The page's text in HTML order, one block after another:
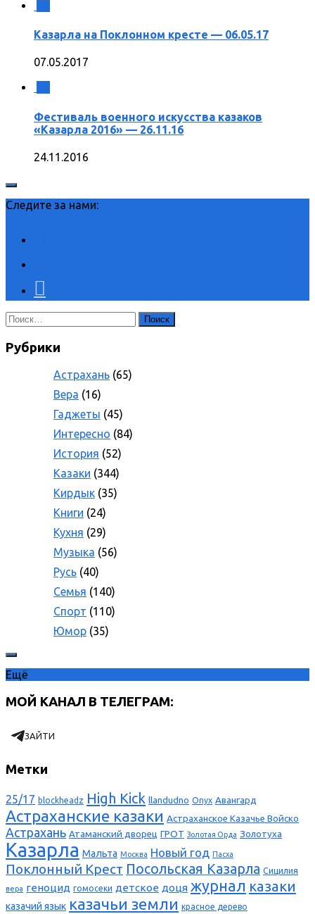
Казарла на Поклонном кресте — 06.05.17
07.05.2017
Фестиваль военного искусства казаков
«Казарла 2016» — 26.11.16
24.11.2016
Следите за нами:
Найти:
Рубрики
Астрахань (65)
Вера (16)
Гаджеты (45)
Интересно (84)
История (52)
Казаки (344)
Кирдык (35)
Книги (24)
Кухня (29)
Музыка (56)
Русь (40)
Семья (140)
Спорт (110)
Юмор (35)
Ещё
МОЙ КАНАЛ В ТЕЛЕГРАМ:
ЗАЙТИ
Метки
25/17 blockheadz High Kick llandudno Onyx Авангард
Астраханские казаки Астраханское Казачье Войско
Астрахань Атаманский дворец ГРОТ Золотая Орда Золотуха
Казарла Мальта Москва Новый год Пасха
Поклонный Крест Посольская Казарла Сицилия
вера геноцид гомосеки детское доця журнал казаки
казачий язык казачьи земли красное дерево